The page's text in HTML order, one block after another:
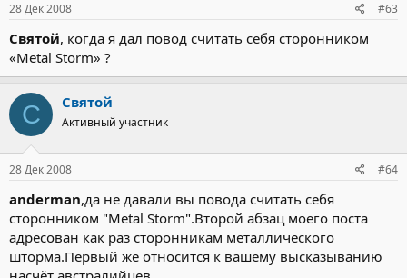
28 Дек 2008 #63
Святой, когда я дал повод считать себя сторонником
«Metal Storm» ?
С Святой
Активный участник
28 Дек 2008 #64
anderman,да не давали вы повода считать себя
сторонником "Меtal Storm".Второй абзац моего поста
адресован как раз сторонникам металлического
шторма.Первый же относится к вашему высказыванию